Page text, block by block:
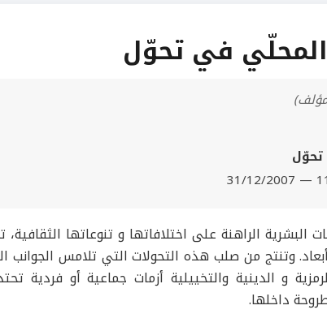
في تحوّل
البشرية الراهنة على اختلافاتها و تنوعاتها
وتنتج من صلب هذه التحولات التي تلامس الجوانب
و الدينية والتخييلية أزمات جماعية أو
داخلها.